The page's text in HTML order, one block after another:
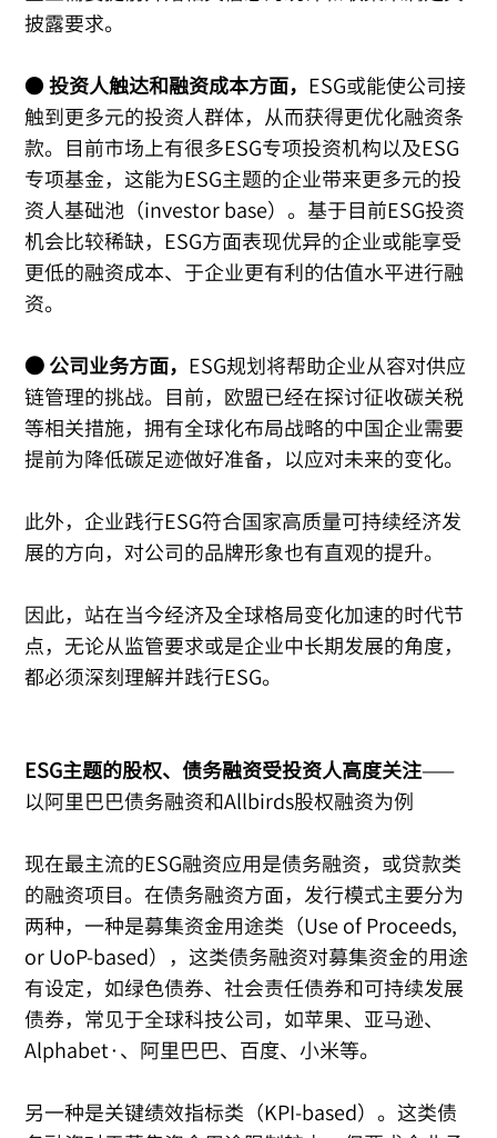
披露要求。
●投资人触达和融资成本方面， ESG或能使公司接
触到更多元的投资人群体，从而获得更优化融资条
款。目前市场上有很多ESG专项投资机构以及ESG
专项基金，这能为ESG主题的企业带来更多元的投
资人基础池（investor base）。基于目前ESG投资
机会比较稀缺，ESG方面表现优异的企业或能享受
更低的融资成本、于企业更有利的估值水平进行融
资。
● 公司业务方面， ESG规划将帮助企业从容对供应
链管理的挑战。目前，欧盟已经在探讨征收碳关税
等相关措施，拥有全球化布局战略的中国企业需要
提前为降低碳足迹做好准备，以应对未来的变化。
此外，企业践行ESG符合国家高质量可持续经济发
展的方向，对公司的品牌形象也有直观的提升。
因此，站在当今经济及全球格局变化加速的时代节
点，无论从监管要求或是企业中长期发展的角度，
都必须深刻理解并践行ESG。
ESG主题的股权、债务融资受投资人高度关注——
以阿里巴巴债务融资和Allbirds股权融资为例
现在最主流的ESG融资应用是债务融资，或贷款类
的融资项目。在债务融资方面，发行模式主要分为
两种，一种是募集资金用途类（Use of Proceeds,
or UoP-based），这类债务融资对募集资金的用途
有设定，如绿色债券、社会责任债券和可持续发展
债券，常见于全球科技公司，如苹果、亚马逊、
Alphabet·、阿里巴巴、百度、小米等。
另一种是关键绩效指标类（KPI-based）。这类债